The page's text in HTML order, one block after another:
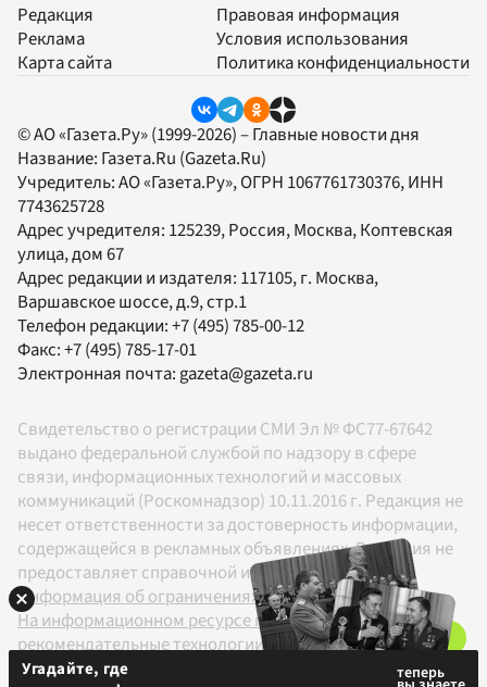
Редакция
Реклама
Карта сайта
Правовая информация
Условия использования
Политика конфиденциальности
© АО «Газета.Ру» (1999-2026) – Главные новости дня
Название: Газета.Ru (Gazeta.Ru)
Учредитель:АО «Газета.Ру», ОГРН 1067761730376, ИНН
7743625728
Адрес учредителя: 125239, Россия, Москва, Коптевская
улица, дом 67
Адрес редакции и издателя: 117105, г. Москва,
Варшавское шоссе, д.9, стр.1
Телефон редакции:+7 (495) 785-00-12
Факс:+7 (495) 785-17-01
Электронная почта:gazeta@gazeta.ru
Свидетельство о регистрации СМИ Эл № ФС77-67642
выдано федеральной службой по надзору в сфере
связи, информационных технологий и массовых
коммуникаций (Роскомнадзор) 10.11.2016 г. Редакция не
несет ответственности за достоверность информации,
содержащейся в рекламных объявлениях. Редакция не
предоставляет справочной информации.
Информация об ограничениях
На информационном ресурсе применяются
рекомендательные технологии в соответствии с
Правилами
Угадайте, где